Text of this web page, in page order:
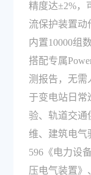
精度达±2%，
流保护装置动
内置10000组
搭配专属
测报告，无需
于变电站日常
验、轨道交通
维、建筑电气
596《电力设
压电气装置》